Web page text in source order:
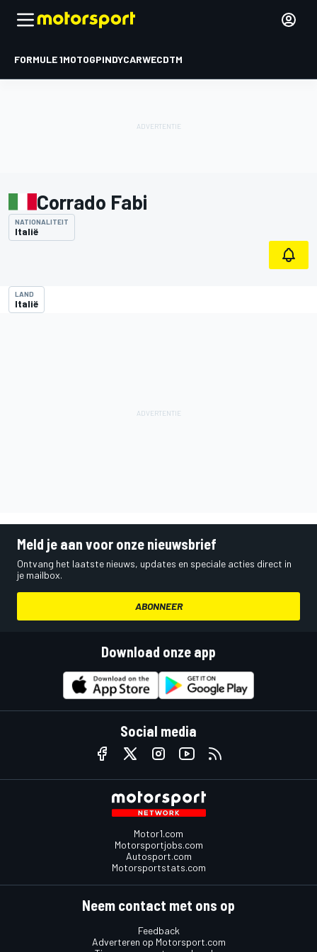
FORMULE 1MOTOGPINDYCARWECDTM
Corrado Fabi
NATIONALITEIT
Italië
LAND
Italië
Meld je aan voor onze nieuwsbrief
Ontvang het laatste nieuws, updates en speciale acties direct in
je mailbox.
ABONNEER
Download onze app
Social media
Motor1.com
Motorsportjobs.com
Autosport.com
Motorsportstats.com
Neem contact met ons op
Feedback
Adverteren op Motorsport.com